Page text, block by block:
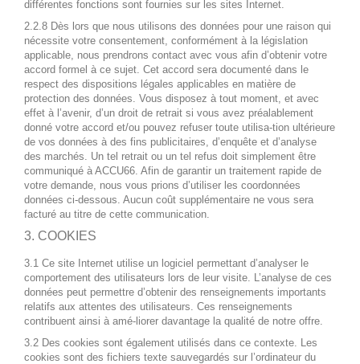
différentes fonctions sont fournies sur les sites Internet.
2.2.8 Dès lors que nous utilisons des données pour une raison qui
nécessite votre consentement, conformément à la législation
applicable, nous prendrons contact avec vous afin d’obtenir votre
accord formel à ce sujet. Cet accord sera documenté dans le
respect des dispositions légales applicables en matière de
protection des données. Vous disposez à tout moment, et avec
effet à l’avenir, d’un droit de retrait si vous avez préalablement
donné votre accord et/ou pouvez refuser toute utilisa-tion ultérieure
de vos données à des fins publicitaires, d’enquête et d’analyse
des marchés. Un tel retrait ou un tel refus doit simplement être
communiqué à ACCU66. Afin de garantir un traitement rapide de
votre demande, nous vous prions d’utiliser les coordonnées
données ci-dessous. Aucun coût supplémentaire ne vous sera
facturé au titre de cette communication.
3. COOKIES
3.1 Ce site Internet utilise un logiciel permettant d’analyser le
comportement des utilisateurs lors de leur visite. L’analyse de ces
données peut permettre d’obtenir des renseignements importants
relatifs aux attentes des utilisateurs. Ces renseignements
contribuent ainsi à amé-liorer davantage la qualité de notre offre.
3.2 Des cookies sont également utilisés dans ce contexte. Les
cookies sont des fichiers texte sauvegardés sur l’ordinateur du